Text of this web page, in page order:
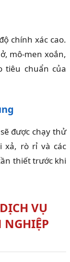
chính xác cao.
mô-men xoắn,
tiêu chuẩn của
được chạy thử
xả, rò rỉ và các
thiết trước khi
VỤ
NGHIỆP